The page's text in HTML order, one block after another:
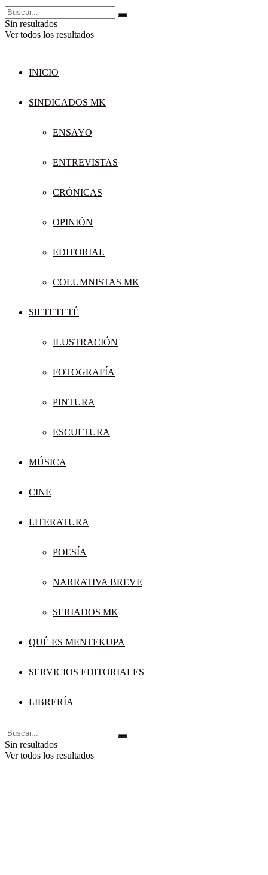
Sin resultados
Ver todos los resultados
INICIO
SINDICADOS MK
ENSAYO
ENTREVISTAS
CRÓNICAS
OPINIÓN
EDITORIAL
COLUMNISTAS MK
SIETETETÉ
ILUSTRACIÓN
FOTOGRAFÍA
PINTURA
ESCULTURA
MÚSICA
CINE
LITERATURA
POESÍA
NARRATIVA BREVE
SERIADOS MK
QUÉ ES MENTEKUPA
SERVICIOS EDITORIALES
LIBRERÍA
Sin resultados
Ver todos los resultados